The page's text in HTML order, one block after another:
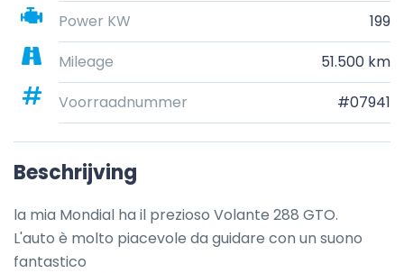
Power KW
199
Mileage
51.500 km
Voorraadnummer
#07941
Beschrijving
la mia Mondial ha il prezioso Volante 288 GTO.
L'auto è molto piacevole da guidare con un suono
fantastico